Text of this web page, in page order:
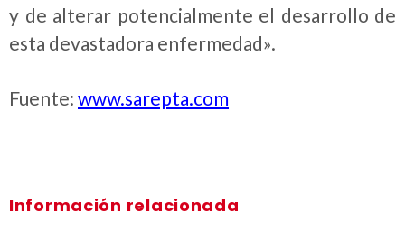
y de alterar potencialmente el desarrollo de
esta devastadora enfermedad».
Fuente: www.sarepta.com
Información relacionada